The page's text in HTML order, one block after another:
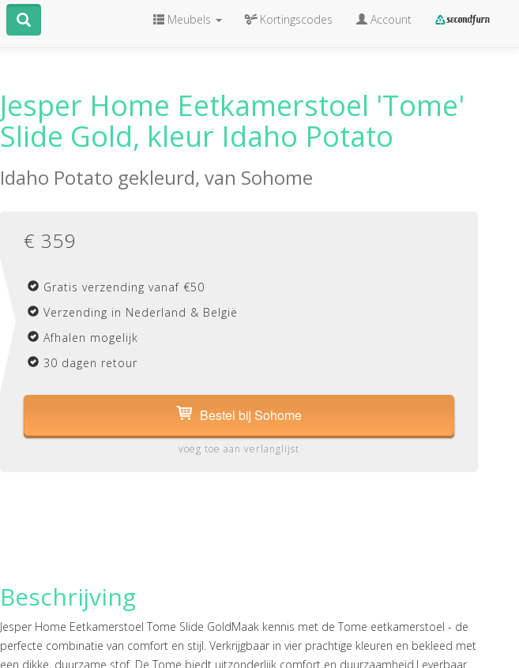
Meubels Kortingscodes Account
Jesper Home Eetkamerstoel 'Tome'
Slide Gold, kleur Idaho Potato
Idaho Potato gekleurd, van Sohome
€ 359
Gratis verzending vanaf €50
Verzending in Nederland & België
Afhalen mogelijk
30 dagen retour
Bestel bij Sohome
voeg toe aan verlanglijst
Beschrijving
Jesper Home Eetkamerstoel Tome Slide GoldMaak kennis met de Tome eetkamerstoel - de
perfecte combinatie van comfort en stijl. Verkrijgbaar in vier prachtige kleuren en bekleed met
een dikke, duurzame stof. De Tome biedt uitzonderlijk comfort en duurzaamheid.Leverbaar